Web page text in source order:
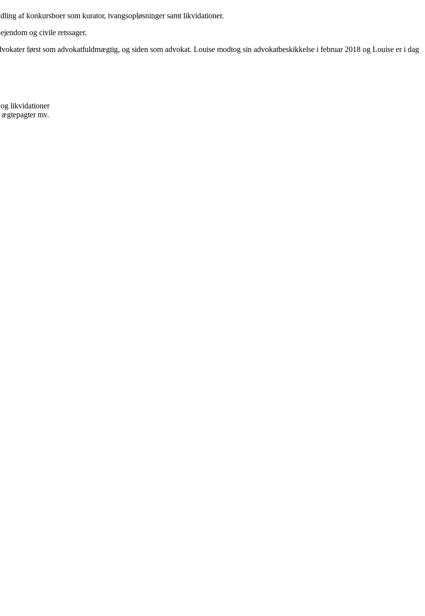
af konkursboer som kurator, tvangsopløsninger samt likvidationer.
og civile retssager.
først som advokatfuldmægtig, og siden som advokat. Louise modtog sin advokatbeskikkelse i februar 2018 og Louise er i dag
likvidationer
mv.